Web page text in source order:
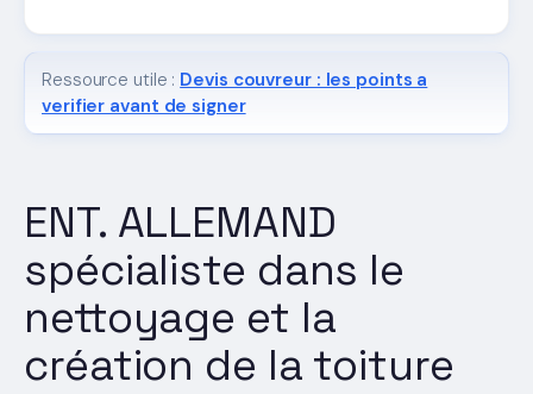
ENT. ALLEMAND
spécialiste dans le
nettoyage et la
création de la toiture
Ressource utile : Devis couvreur : les points a
verifier avant de signer